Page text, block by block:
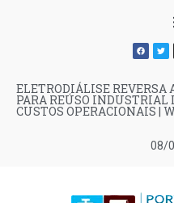
08/
ELETRODIÁLISE
PARA REÚSO INDUSTRIAL
CUSTOS OPERACIONAIS |